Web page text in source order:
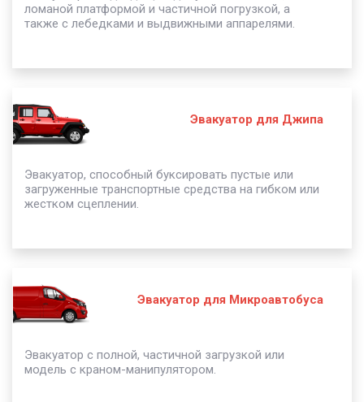
ломаной платформой и частичной погрузкой, а
также с лебедками и выдвижными аппарелями.
Эвакуатор для Джипа
Эвакуатор, способный буксировать пустые или
загруженные транспортные средства на гибком или
жестком сцеплении.
Эвакуатор для Микроавтобуса
Эвакуатор с полной, частичной загрузкой или
модель с краном-манипулятором.